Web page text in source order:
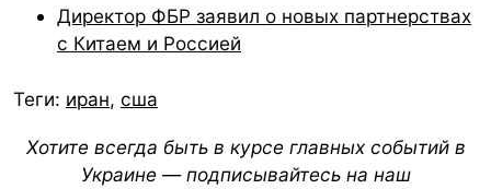
Директор ФБР заявил о новых партнерствах
с Китаем и Россией
Теги: иран, сша
Хотите всегда быть в курсе главных событий в
Украине — подписывайтесь на наш